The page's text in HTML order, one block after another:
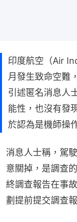
印度航空（Air
月發生致命空難
引述匿名消息人
能性，也沒有發
於認為是機師操
消息人士稱，駕
意關掉，是調查
終調查報告在事
劃提前提交調查